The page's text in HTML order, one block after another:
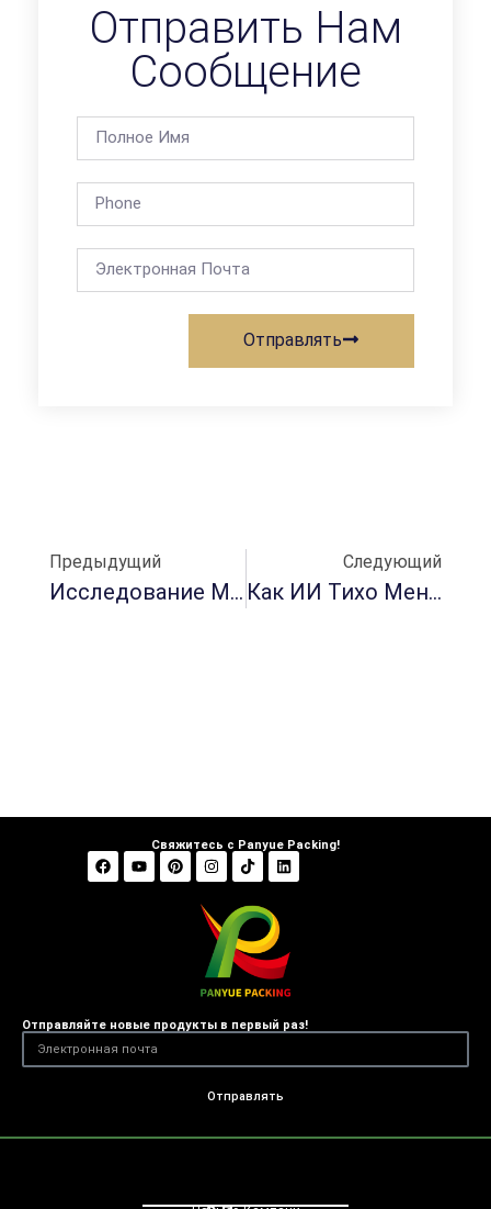
Отправить Нам
Сообщение
Отправлять
Предыдущий
Исследование Материального Прикосновения: Очарование Матового Цвета, Гладкий И Приятный Для Кожи
Следующий
Как ИИ Тихо Меняет Упаковка По Уходу За Кожей?
Свяжитесь с Panyue Packing!
Отправляйте новые продукты в первый раз!
Отправлять